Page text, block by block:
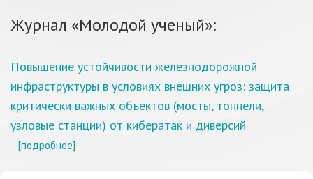
Журнал «Молодой ученый»:
Повышение устойчивости железнодорожной
инфраструктуры в условиях внешних угроз: защита
критически важных объектов (мосты, тоннели,
узловые станции) от кибератак и диверсий
[подробнее]